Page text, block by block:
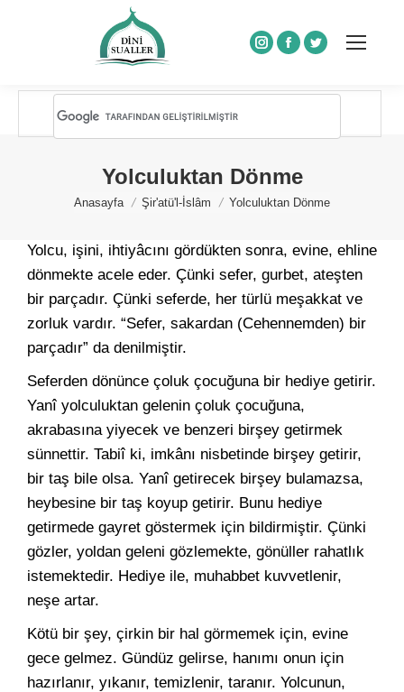
Instagram
Facebook
Twitter
Yolculuktan Dönme
You are here:
Anasayfa Şir'atü'l-İslâm Yolculuktan Dönme
Yolcu, işini, ihtiyâcını gördükten sonra, evine, ehline
dönmekte acele eder. Çünki sefer, gurbet, ateşten
bir parçadır. Çünki seferde, her türlü meşakkat ve
zorluk vardır. “Sefer, sakardan (Cehennemden) bir
parçadır” da denilmiştir.
Seferden dönünce çoluk çocuğuna bir hediye getirir.
Yanî yolculuktan gelenin çoluk çocuğuna,
akrabasına yiyecek ve benzeri birşey getirmek
sünnettir. Tabiî ki, imkânı nisbetinde birşey getirir,
bir taş bile olsa. Yanî getirecek birşey bulamazsa,
heybesine bir taş koyup getirir. Bunu hediye
getirmede gayret göstermek için bildirmiştir. Çünki
gözler, yoldan geleni gözlemekte, gönüller rahatlık
istemektedir. Hediye ile, muhabbet kuvvetlenir,
neşe artar.
Kötü bir şey, çirkin bir hal görmemek için, evine
gece gelmez. Gündüz gelirse, hanımı onun için
hazırlanır, yıkanır, temizlenir, taranır. Yolcunun,